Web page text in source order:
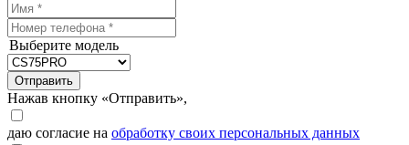
Выберите модель
Отправить
Нажав кнопку «Отправить»,
даю согласие на обработку своих персональных данных